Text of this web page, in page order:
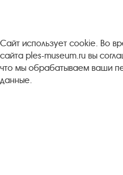
Сайт использует cookie. Во
сайта ples-museum.ru вы
что мы обрабатываем ваши
данные.